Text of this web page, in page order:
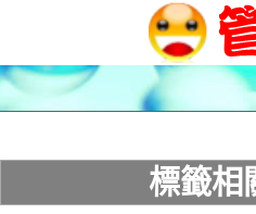
標籤相